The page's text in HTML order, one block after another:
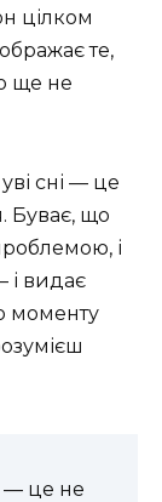
цілком
те,
ще не
сні — це
Буває, що
і
і видає
моменту
— це не